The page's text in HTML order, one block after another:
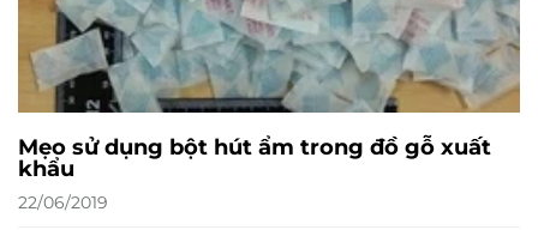
Mẹo sử dụng bột hút ẩm trong đồ gỗ xuất
khẩu
22/06/2019